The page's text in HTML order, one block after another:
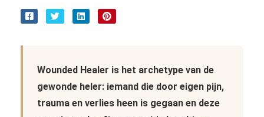
Wounded Healer is het archetype van de
gewonde heler: iemand die door eigen pijn,
trauma en verlies heen is gegaan en deze